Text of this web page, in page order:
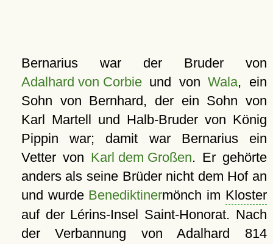
Bernarius war der Bruder von
Adalhard von Corbieund vonWala, ein
Sohn von Bernhard, der ein Sohn von
Karl Martell und Halb-Bruder von König
Pippin war; damit war Bernarius ein
Vetter von Karl dem Großen. Er gehörte
anders als seine Brüder nicht dem Hof an
und wurde Benediktinermönch im Kloster
auf der Lérins-Insel Saint-Honorat. Nach
der Verbannung von Adalhard 814